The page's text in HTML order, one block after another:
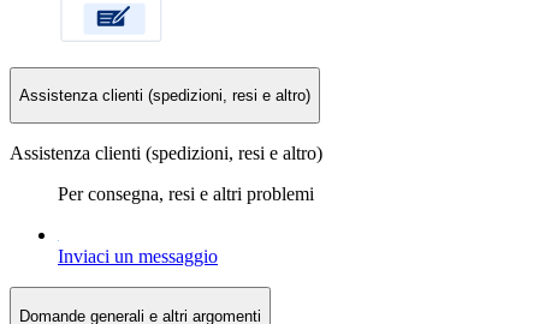
Assistenza clienti (spedizioni, resi e altro)
Assistenza clienti (spedizioni, resi e altro)
Per consegna, resi e altri problemi
Inviaci un messaggio
Domande generali e altri argomenti